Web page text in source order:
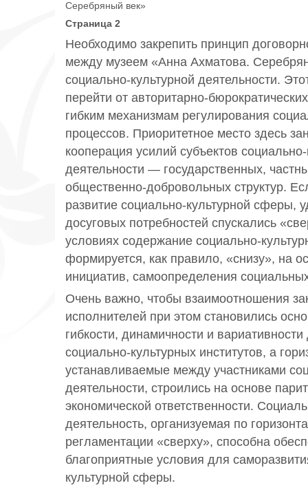
Серебряный век»
Страница 2
Необходимо закрепить принцип
между музеем «Анна Ахматова.
социально-культурной деятельности.
перейти от авторитарно-
гибким механизмам регулирования
процессов. Приоритетное место здесь
кооперация усилий субъектов
деятельности — государственных,
общественно-добровольных структур.
развитие социально-культурной сферы,
досуговых потребностей спускались
условиях содержание социально-
формируется, как правило, «снизу», на
инициатив, самоопределения
Очень важно, чтобы взаимоотношения
исполнителей при этом становились
гибкости, динамичности и вариативности
социально-культурных институтов, а
устанавливаемые между участниками
деятельности, строились на основе
экономической ответственности.
деятельность, организуемая по
регламентации «сверху», способна
благоприятные условия для
культурной сферы.